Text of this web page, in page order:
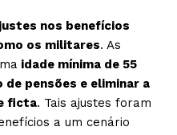
nos benefícios
os militares. As
idade mínima de 55
pensões e eliminar a
ficta. Tais ajustes foram
a um cenário